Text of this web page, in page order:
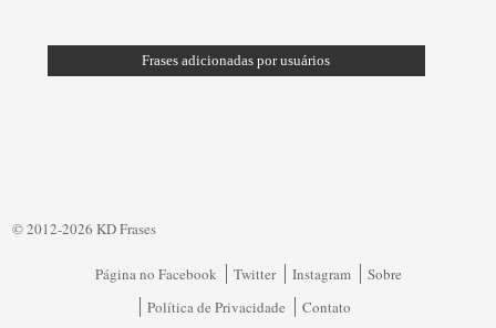
Frases adicionadas por usuários
© 2012-2026 KD Frases
Página no Facebook Twitter Instagram
Sobre
Política de Privacidade
Contato